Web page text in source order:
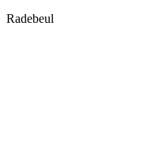
Radebeul